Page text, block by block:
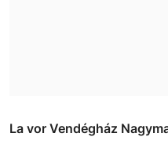
La vor Vendégház